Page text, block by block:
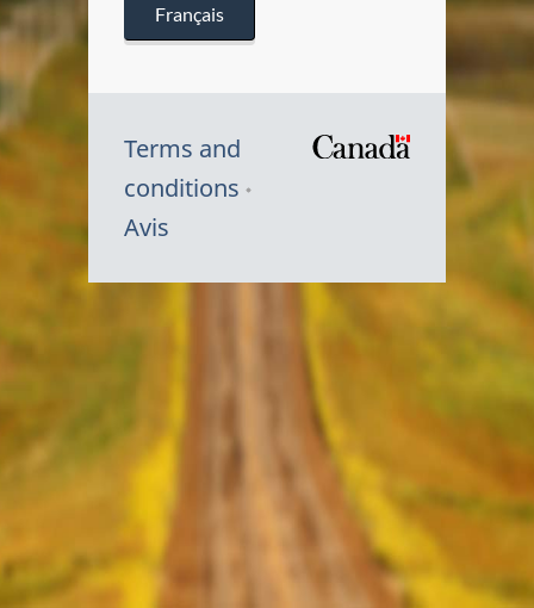
Français
Terms and
conditions
Avis
Symbole
Canada